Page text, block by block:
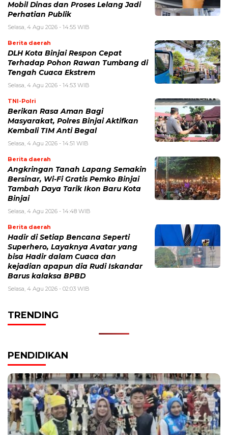
Mobil Dinas dan Proses Lelang Jadi
Perhatian Publik
Selasa, 4 Agu 2026 - 14:55 WIB
Berita daerah
DLH Kota Binjai Respon Cepat
Terhadap Pohon Rawan Tumbang di
Tengah Cuaca Ekstrem
Selasa, 4 Agu 2026 - 14:53 WIB
TNI-Polri
Berikan Rasa Aman Bagi
Masyarakat, Polres Binjai Aktifkan
Kembali TIM Anti Begal
Selasa, 4 Agu 2026 - 14:51 WIB
Berita daerah
Angkringan Tanah Lapang Semakin
Bersinar, Wi-Fi Gratis Pemko Binjai
Tambah Daya Tarik Ikon Baru Kota
Binjai
Selasa, 4 Agu 2026 - 14:48 WIB
Berita daerah
Hadir di Setiap Bencana Seperti
Superhero, Layaknya Avatar yang
bisa Hadir dalam Cuaca dan
kejadian apapun dia Rudi Iskandar
Barus kalaksa BPBD
Selasa, 4 Agu 2026 - 02:03 WIB
TRENDING
PENDIDIKAN